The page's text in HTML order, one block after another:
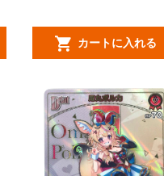
カートに入れる